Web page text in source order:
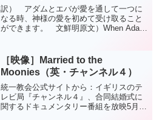
訳） アダムとエバが愛を通して一つに
なる時、神様の愛を初めて受け取ること
ができます。 文鮮明原文）When Adam
［映像］Married to the
Moonies（英・チャンネル４）
統一教会公式サイトから：イギリスのテ
レビ局『チャンネル４』、合同結婚式に
関するドキュメンタリー番組を放映5月31